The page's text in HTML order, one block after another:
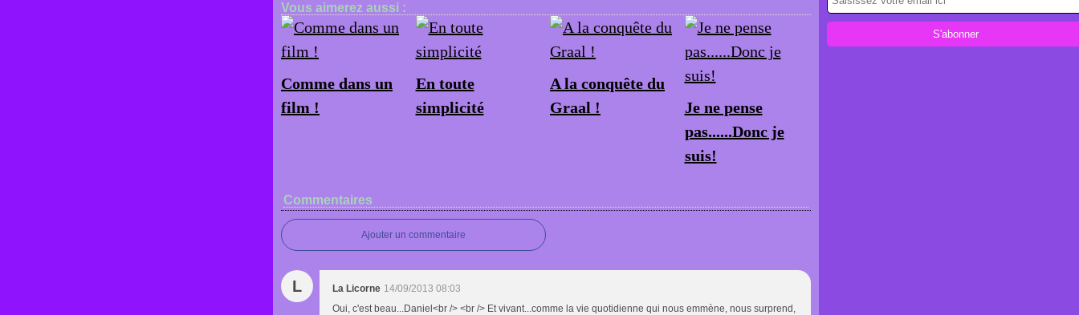
Vous aimerez aussi :
Comme dans un
film !
En toute
simplicité
A la conquête du
Graal !
Je ne pense
pas......Donc je
suis!
Commentaires
Ajouter un commentaire
L La Licorne 14/09/2013 08:03
Oui, c'est beau...Daniel<br /> <br /> Et vivant...comme la vie quotidienne qui nous emmène, nous surprend,